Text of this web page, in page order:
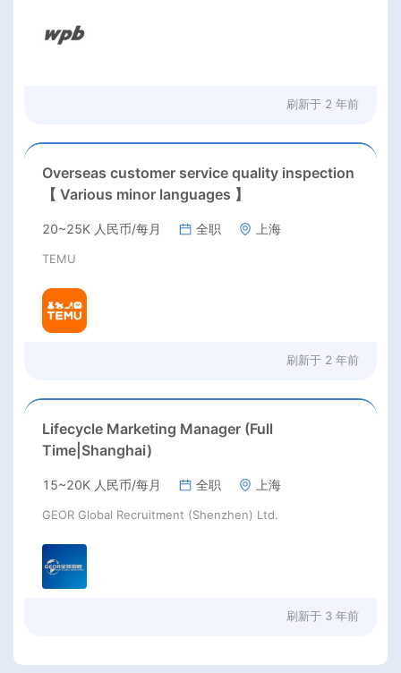
刷新于 2 年前
Overseas customer service quality inspection
【 Various minor languages 】
20~25K 人民币/每月 全职 上海
TEMU
刷新于 2 年前
Lifecycle Marketing Manager (Full
Time|Shanghai)
15~20K 人民币/每月 全职 上海
GEOR Global Recruitment (Shenzhen) Ltd.
刷新于 3 年前